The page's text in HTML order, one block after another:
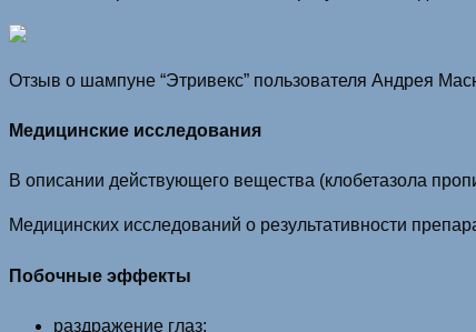
Отзыв о шампуне “Этривекс” пользователя Андрея
Медицинские исследования
В описании действующего вещества (клобетазола
Медицинских исследований о результативности
Побочные эффекты
раздражение глаз;